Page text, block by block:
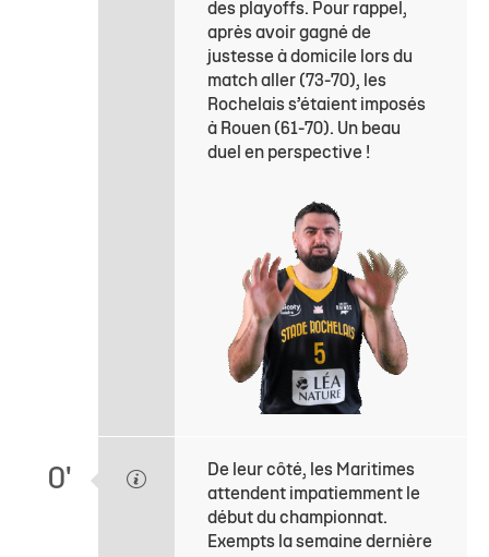
des playoffs. Pour rappel,
après avoir gagné de
justesse à domicile lors du
match aller (73-70), les
Rochelais s’étaient imposés
à Rouen (61-70). Un beau
duel en perspective !
0'
De leur côté, les Maritimes
attendent impatiemment le
début du championnat.
Exempts la semaine dernière